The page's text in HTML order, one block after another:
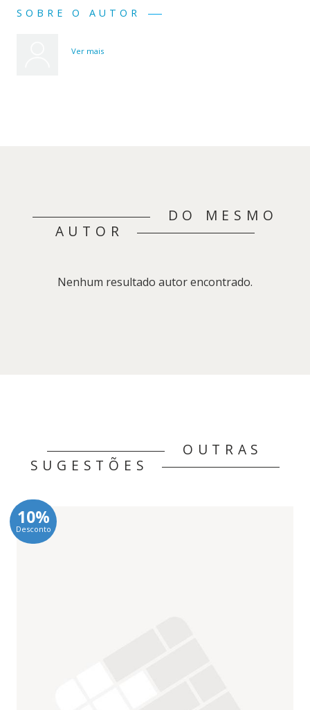
SOBRE O AUTOR
Ver mais
DO MESMO
AUTOR
Nenhum resultado autor encontrado.
OUTRAS
SUGESTÕES
10%
Desconto